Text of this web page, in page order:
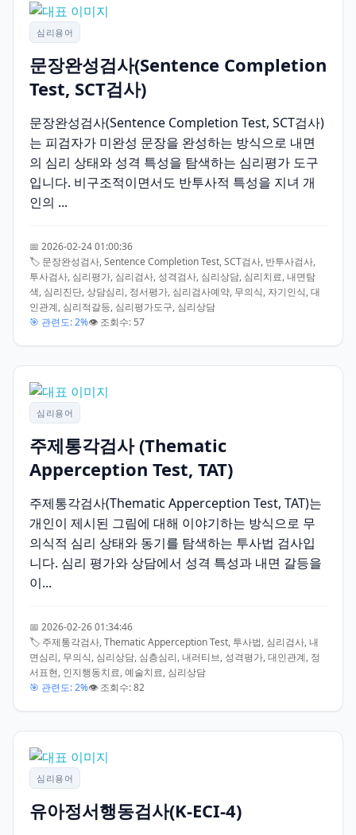
심리용어
문장완성검사(Sentence Completion
Test, SCT검사)
문장완성검사(Sentence Completion Test, SCT검사)
는 피검자가 미완성 문장을 완성하는 방식으로 내면
의 심리 상태와 성격 특성을 탐색하는 심리평가 도구
입니다. 비구조적이면서도 반투사적 특성을 지녀 개
인의 ...
📅 2026-02-24 01:00:36
🏷️ 문장완성검사, Sentence Completion Test, SCT검사, 반투사검사,
투사검사, 심리평가, 심리검사, 성격검사, 심리상담, 심리치료, 내면탐
색, 심리진단, 상담심리, 정서평가, 심리검사예약, 무의식, 자기인식, 대
인관계, 심리적갈등, 심리평가도구, 심리상담
🎯 관련도: 2%👁️ 조회수: 57
심리용어
주제통각검사 (Thematic
Apperception Test, TAT)
주제통각검사(Thematic Apperception Test, TAT)는
개인이 제시된 그림에 대해 이야기하는 방식으로 무
의식적 심리 상태와 동기를 탐색하는 투사법 검사입
니다. 심리 평가와 상담에서 성격 특성과 내면 갈등을
이...
📅 2026-02-26 01:34:46
🏷️ 주제통각검사, Thematic Apperception Test, 투사법, 심리검사, 내
면심리, 무의식, 심리상담, 심층심리, 내러티브, 성격평가, 대인관계, 정
서표현, 인지행동치료, 예술치료, 심리상담
🎯 관련도: 2%👁️ 조회수: 82
심리용어
유아정서행동검사(K-ECI-4)